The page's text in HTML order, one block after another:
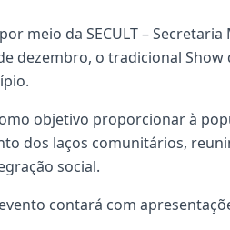
meio da SECULT –
dezembro, o tradicional
objetivo proporcionar à
dos laços comunitários,
social.
contará com